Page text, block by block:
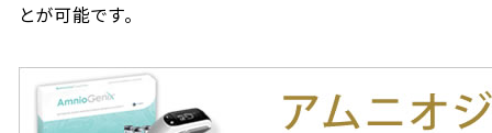
とが可能です。